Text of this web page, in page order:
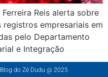
Reis alerta sobre
empresariais em
pelo Departamento
e Integração
do Zé Dudu @ 2025